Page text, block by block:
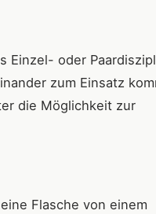
Einzel- oder
zum Einsatz
die Möglichkeit zur
Flasche von einem